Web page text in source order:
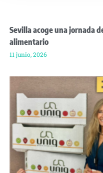
Sevilla acoge una jornada
alimentario
11 junio, 2026